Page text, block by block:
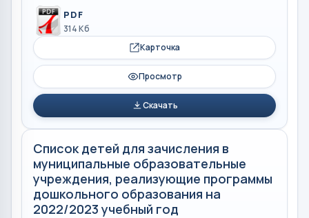
PDF
314 Кб
Карточка
Просмотр
Скачать
Список детей для зачисления в
муниципальные образовательные
учреждения, реализующие программы
дошкольного образования на
2022/2023 учебный год